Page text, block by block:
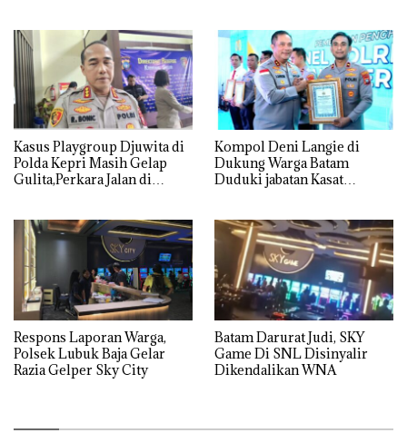
Kasus Playgroup Djuwita di
Polda Kepri Masih Gelap
Gulita,Perkara Jalan di
Kompol Deni Langie di
Dukung Warga Batam
Duduki jabatan Kasat
Respons Laporan Warga,
Polsek Lubuk Baja Gelar
Razia Gelper Sky City
Batam Darurat Judi, SKY
Game Di SNL Disinyalir
Dikendalikan WNA